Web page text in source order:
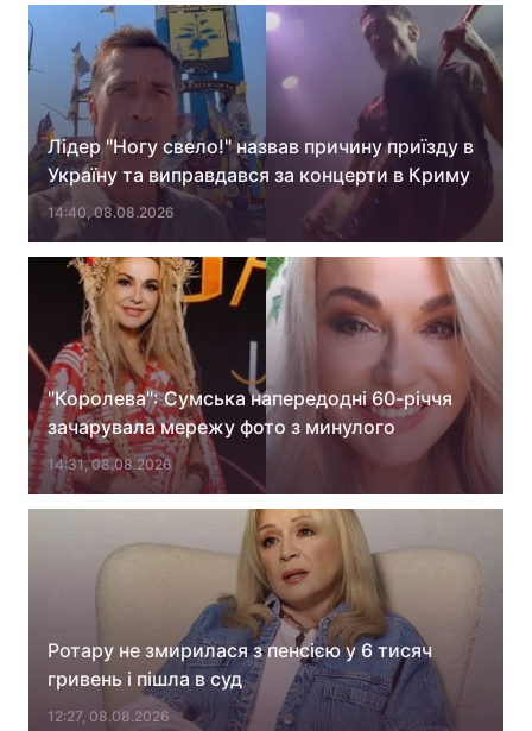
Головна
Політика
Економіка Світ
Наука
Техно і зв'язок Лайт
Лідер "Ногу свело!" назвав причину приїзду в
Україну та виправдався за концерти в Криму
14:40, 08.08.2026
"Королева": Сумська напередодні 60-річчя
зачарувала мережу фото з минулого
14:31, 08.08.2026
Ротару не змирилася з пенсією у 6 тисяч
гривень і пішла в суд
12:27, 08.08.2026